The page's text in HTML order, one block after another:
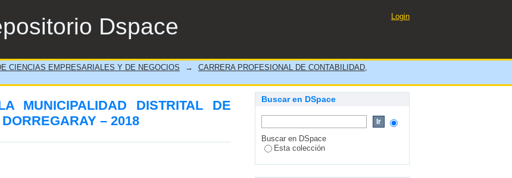
Dspace
DISTRITAL DE ANDRÉS AVELINO CÁCERES
Login
CIENCIAS EMPRESARIALES Y DE NEGOCIOS →
CARRERA PROFESIONAL DE CONTABILIDAD,
MUNICIPALIDAD DISTRITAL DE
– 2018
Buscar en DSpace
Buscar en DSpace
Esta colección